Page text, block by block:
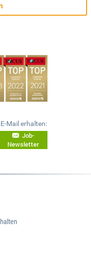
Mail erhalten:
Job-
Newsletter